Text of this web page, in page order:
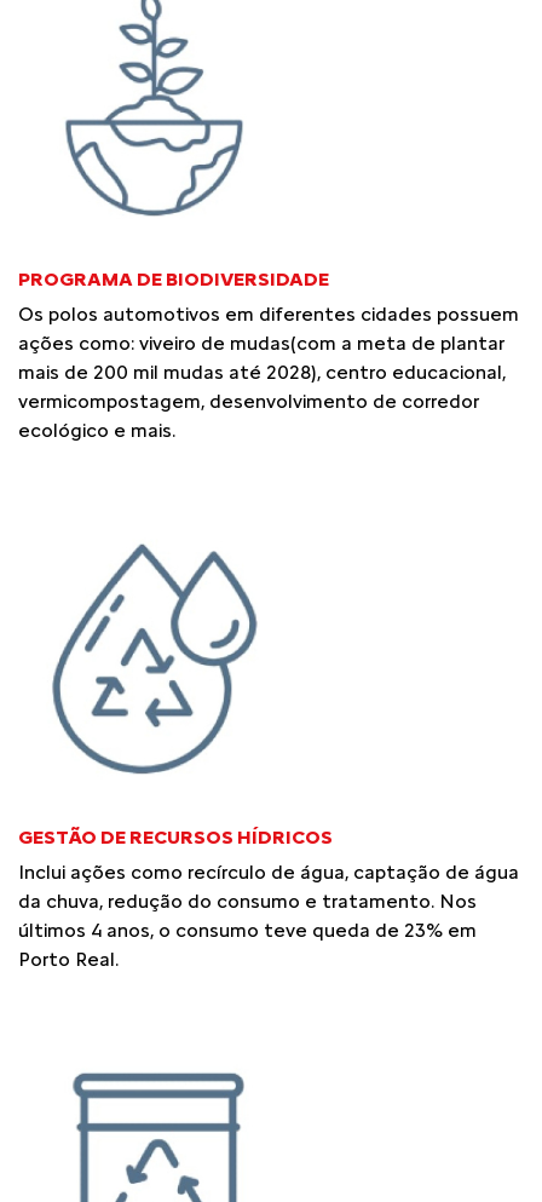
PROGRAMA DE BIODIVERSIDADE
Os polos automotivos em diferentes cidades possuem
ações como: viveiro de mudas(com a meta de plantar
mais de 200 mil mudas até 2028), centro educacional,
vermicompostagem, desenvolvimento de corredor
ecológico e mais.
GESTÃO DE RECURSOS HÍDRICOS
Inclui ações como recírculo de água, captação de água
da chuva, redução do consumo e tratamento. Nos
últimos 4 anos, o consumo teve queda de 23% em
Porto Real.